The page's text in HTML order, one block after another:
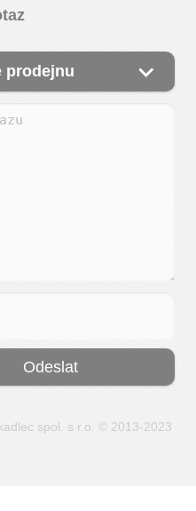
prodejnu
spol. s r.o. © 2013-2023